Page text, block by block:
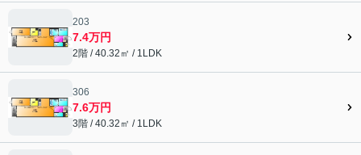
203
7.4万円
2階 / 40.32㎡ / 1LDK
306
7.6万円
3階 / 40.32㎡ / 1LDK